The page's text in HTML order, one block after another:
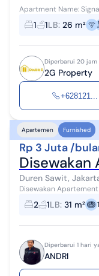
Apartment Name:
kav. 20, Kramat Jati,
Floor / City V...
1 1LB: 26 m²
Diperbarui 20 jam
2G Property
+628121...
Apartemen Furnished
Rp 3 Juta /
Disewakan
Duren Sawit,
Disewakan
RENT Apartemen
Bedroom
2 1LB: 31 m² 1
Diperbarui 1 hari
ANDRI